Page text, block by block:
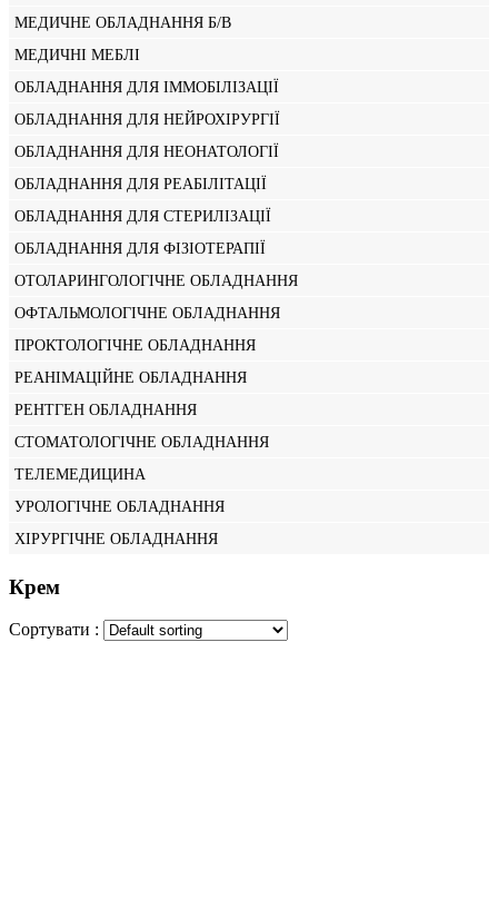
МЕДИЧНЕ ОБЛАДНАННЯ Б/В
МЕДИЧНІ МЕБЛІ
ОБЛАДНАННЯ ДЛЯ ІММОБІЛІЗАЦІЇ
ОБЛАДНАННЯ ДЛЯ НЕЙРОХІРУРГІЇ
ОБЛАДНАННЯ ДЛЯ НЕОНАТОЛОГІЇ
ОБЛАДНАННЯ ДЛЯ РЕАБІЛІТАЦІЇ
ОБЛАДНАННЯ ДЛЯ СТЕРИЛІЗАЦІЇ
ОБЛАДНАННЯ ДЛЯ ФІЗІОТЕРАПІЇ
ОТОЛАРИНГОЛОГІЧНЕ ОБЛАДНАННЯ
ОФТАЛЬМОЛОГІЧНЕ ОБЛАДНАННЯ
ПРОКТОЛОГІЧНЕ ОБЛАДНАННЯ
РЕАНІМАЦІЙНЕ ОБЛАДНАННЯ
РЕНТГЕН ОБЛАДНАННЯ
СТОМАТОЛОГІЧНЕ ОБЛАДНАННЯ
ТЕЛЕМЕДИЦИНА
УРОЛОГІЧНЕ ОБЛАДНАННЯ
ХІРУРГІЧНЕ ОБЛАДНАННЯ
Крем
Сортувати :